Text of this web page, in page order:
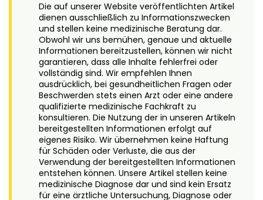
Die auf unserer Website veröffentlichten Artikel
dienen ausschließlich zu Informationszwecken
und stellen keine medizinische Beratung dar.
Obwohl wir uns bemühen, genaue und aktuelle
Informationen bereitzustellen, können wir nicht
garantieren, dass alle Inhalte fehlerfrei oder
vollständig sind. Wir empfehlen Ihnen
ausdrücklich, bei gesundheitlichen Fragen oder
Beschwerden stets einen Arzt oder eine andere
qualifizierte medizinische Fachkraft zu
konsultieren. Die Nutzung der in unseren Artikeln
bereitgestellten Informationen erfolgt auf
eigenes Risiko. Wir übernehmen keine Haftung
für Schäden oder Verluste, die aus der
Verwendung der bereitgestellten Informationen
entstehen können. Unsere Artikel stellen keine
medizinische Diagnose dar und sind kein Ersatz
für eine ärztliche Untersuchung, Diagnose oder